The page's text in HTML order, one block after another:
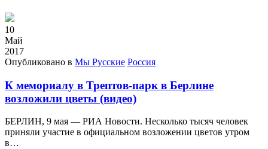
10
Май
2017
Опубликовано в Мы Русские Россия
К мемориалу в Трептов-парк в Берлине
возложили цветы (видео)
БЕРЛИН, 9 мая — РИА Новости. Несколько тысяч человек
приняли участие в официальном возложении цветов утром
в…